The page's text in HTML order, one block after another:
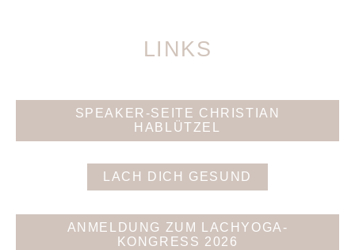
LINKS
SPEAKER-SEITE CHRISTIAN
HABLÜTZEL
LACH DICH GESUND
ANMELDUNG ZUM LACHYOGA-
KONGRESS 2026